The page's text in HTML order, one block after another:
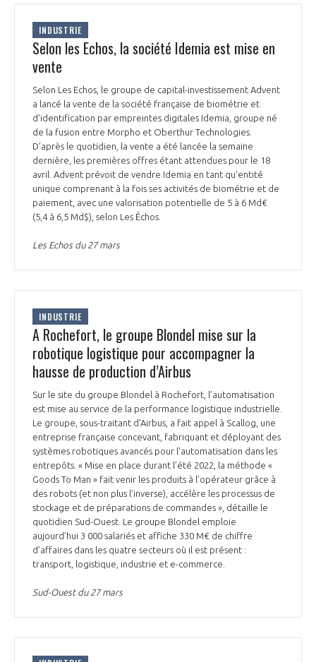
INDUSTRIE
Selon les Echos, la société Idemia est mise en
vente
Selon Les Echos, le groupe de capital-investissement Advent
a lancé la vente de la société française de biométrie et
d'identification par empreintes digitales Idemia, groupe né
de la fusion entre Morpho et Oberthur Technologies.
D’après le quotidien, la vente a été lancée la semaine
dernière, les premières offres étant attendues pour le 18
avril. Advent prévoit de vendre Idemia en tant qu'entité
unique comprenant à la fois ses activités de biométrie et de
paiement, avec une valorisation potentielle de 5 à 6 Md€
(5,4 à 6,5 Md$), selon Les Échos.
Les Echos du 27 mars
INDUSTRIE
A Rochefort, le groupe Blondel mise sur la
robotique logistique pour accompagner la
hausse de production d’Airbus
Sur le site du groupe Blondel à Rochefort, l’automatisation
est mise au service de la performance logistique industrielle.
Le groupe, sous-traitant d’Airbus, a fait appel à Scallog, une
entreprise française concevant, fabriquant et déployant des
systèmes robotiques avancés pour l’automatisation dans les
entrepôts. « Mise en place durant l’été 2022, la méthode «
Goods To Man » fait venir les produits à l’opérateur grâce à
des robots (et non plus l’inverse), accélère les processus de
stockage et de préparations de commandes », détaille le
quotidien Sud-Ouest. Le groupe Blondel emploie
aujourd’hui 3 000 salariés et affiche 330 M€ de chiffre
d’affaires dans les quatre secteurs où il est présent :
transport, logistique, industrie et e-commerce.
Sud-Ouest du 27 mars